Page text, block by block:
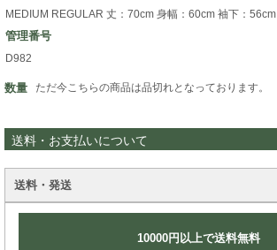
MEDIUM REGULAR 丈：70cm 身幅：60cm 袖下：56cm
管理番号
D982
数量 ただ今こちらの商品は品切れとなっております。
送料・お支払いについて
送料・発送
10000円以上で送料無料